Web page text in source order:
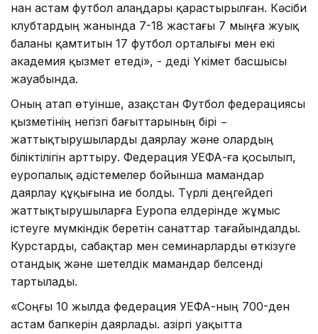
нан астам футбол алаңдары қарастырылған. Кәсіби
клубтардың жанында 7-18 жастағы 7 мыңға жуық
баланы қамтитын 17 футбол орталығы мен екі
академия қызмет етеді», - деді Үкімет басшысы
жауабында.
Оның атап өтуінше, Қазақстан Футбол федерациясы
қызметінің негізгі бағыттарының бірі −
жаттықтырушыларды даярлау және олардың
біліктілігін арттыру. Федерация УЕФА-ға қосылып,
еуропалық әдістемелер бойынша мамандар
даярлау құқығына ие болды. Түрлі деңгейдегі
жаттықтырушыларға Еуропа елдерінде жұмыс
істеуге мүмкіндік беретін санаттар тағайындалды.
Курстарды, сабақтар мен семинарларды өткізуге
отандық және шетелдік мамандар белсенді
тартылады.
«Соңғы 10 жылда федерация УЕФА-ның 700-ден
астам бапкерін даярлады. Қазіргі уақытта